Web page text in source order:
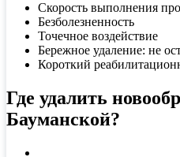
Скорость выполнения
Безболезненность
Точечное воздействие
Бережное удаление: не
Короткий
Где удалить
Бауманской?